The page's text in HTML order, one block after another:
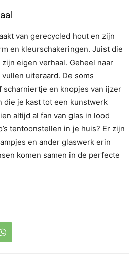
van gerecycled hout en zijn
en kleurschakeringen. Juist die
eigen verhaal. Geheel naar
uiteraard. De soms
scharniertje en knopjes van ijzer
die je kast tot een kunstwerk
altijd al fan van glas in lood
tentoonstellen in je huis? Er zijn
en ander glaswerk erin
komen samen in de perfecte